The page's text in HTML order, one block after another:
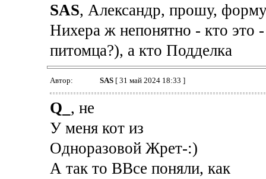
SAS, Александр, прошу,
Нихера ж непонятно - кто это
питомца?), а кто Подделка
Автор: SAS[ 31 май 2024 18:33 ]
Q_ , не
У меня кот из
Одноразовой Жрет-:)
А так то ВВсе поняли, как